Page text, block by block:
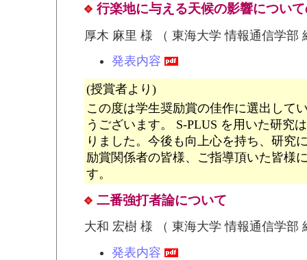
行楽地に与える天候の影響につい
厚木 麻里 様 （ 東海大学 情報通信学部
発表内容
(授賞者より)
この度は学生奨励賞の佳作に選出して
うございます。 S-PLUS を用いた研究
りました。今後も向上心を持ち、研究
励賞関係者の皆様、ご指導頂いた皆様
す。
二番強打者論について
大和 宏樹 様 （ 東海大学 情報通信学部
発表内容